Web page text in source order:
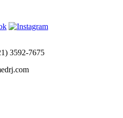
3592-7675